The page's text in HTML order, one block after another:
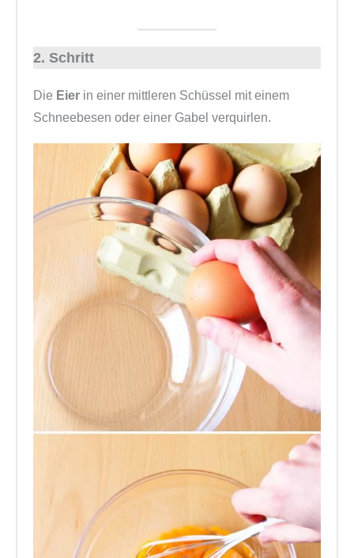
2. Schritt
Die Eier in einer mittleren Schüssel mit einem
Schneebesen oder einer Gabel verquirlen.